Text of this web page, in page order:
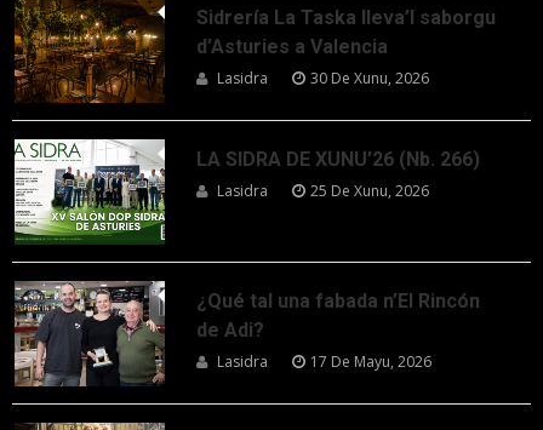
Sidrería La Taska lleva’l saborgu
d’Asturies a Valencia
Lasidra 30 De Xunu, 2026
LA SIDRA DE XUNU’26 (Nb. 266)
Lasidra 25 De Xunu, 2026
¿Qué tal una fabada n’El Rincón
de Adi?
Lasidra 17 De Mayu, 2026